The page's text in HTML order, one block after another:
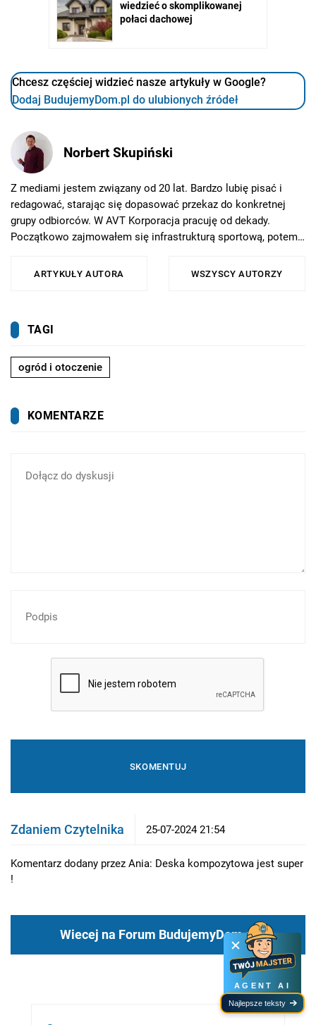
Chcesz częściej widzieć nasze artykuły w Google?
Dodaj BudujemyDom.pl do ulubionych źródeł
Norbert Skupiński
Z mediami jestem związany od 20 lat. Bardzo lubię pisać i
redagować, starając się dopasować przekaz do konkretnej
grupy odbiorców. W AVT Korporacja pracuję od dekady.
Początkowo zajmowałem się infrastrukturą sportową, potem
tematycznych dodatkach specjalnych. Moją największą pasją
jeżdżę na rowerze, pływam i gram w koszykówkę.
ARTYKUŁY AUTORA WSZYSCY AUTORZY
TAGI
ogród i otoczenie
KOMENTARZE
Zdaniem Czytelnika 25-07-2024 21:54
Komentarz dodany przez Ania: Deska kompozytowa jest super
!
Wiecej na Forum BudujemyDom.pl
AGENT AI
Najlepsze teksty